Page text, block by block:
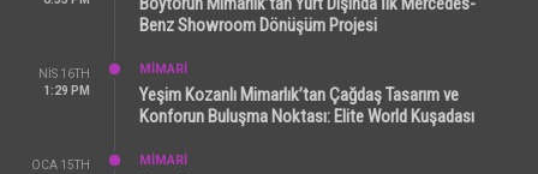
Benz Showroom Dönüşüm Projesi
NIS 16TH
1:29 PM
MİMARİ
Yeşim Kozanlı Mimarlık’tan Çağdaş Tasarım ve
Konforun Buluşma Noktası: Elite World Kuşadası
OCA 15TH
MİMARİ